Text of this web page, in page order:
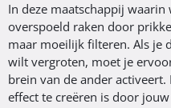
In deze maatschappij
overspoeld raken door
maar moeilijk filteren. Als je
wilt vergroten, moet je
brein van de ander
effect te creëren is door